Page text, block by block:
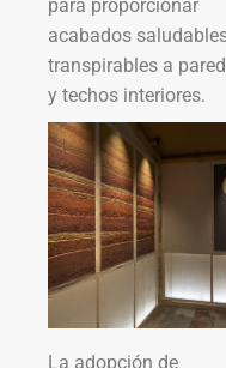
para proporcionar
acabados
transpirables a
y techos interiores.
La adopción de